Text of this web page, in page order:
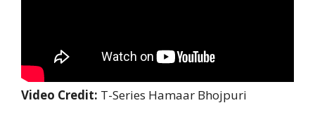
Video Credit: T-Series Hamaar Bhojpuri